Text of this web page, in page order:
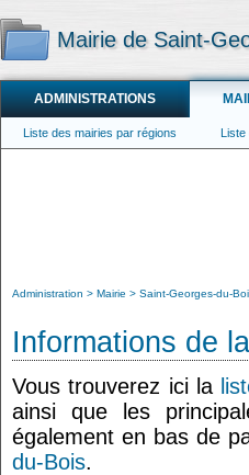
Mairie de Saint-
ADMINISTRATIONS
Liste des mairies par régions Liste
Administration Mairie Saint-Georges-du-
Informations de
Vous trouverez ici la
ainsi que les
également en bas de
du-Bois.